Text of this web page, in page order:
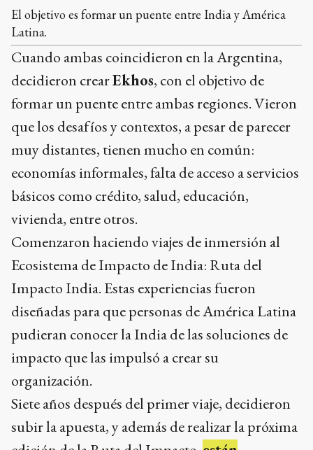
El objetivo es formar un puente entre India y América
Latina.
Cuando ambas coincidieron en la Argentina,
decidieron crearEkhos, con el objetivo de
formar un puente entre ambas regiones. Vieron
que los desafíos y contextos, a pesar de parecer
muy distantes, tienen mucho en común:
economías informales, falta de acceso a servicios
básicos como crédito, salud, educación,
vivienda, entre otros.
Comenzaron haciendo viajes de inmersión al
Ecosistema de Impacto de India: Ruta del
Impacto India. Estas experiencias fueron
diseñadas para que personas de América Latina
pudieran conocer la India de las soluciones de
impacto que las impulsó a crear su
organización.
Siete años después del primer viaje, decidieron
subir la apuesta, y además de realizar la próxima